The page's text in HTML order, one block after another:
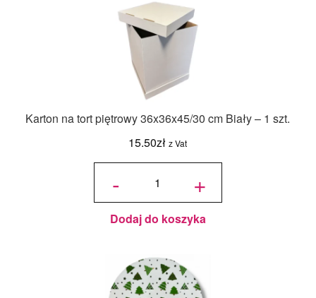
Karton na tort piętrowy 36x36x45/30 cm Biały – 1 szt.
15.50zł z Vat
-
ilość Karton
36x36x45/30
cm Biały - 1
szt. +
Dodaj do koszyka